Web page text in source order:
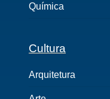
Química
Cultura
Arquitetura